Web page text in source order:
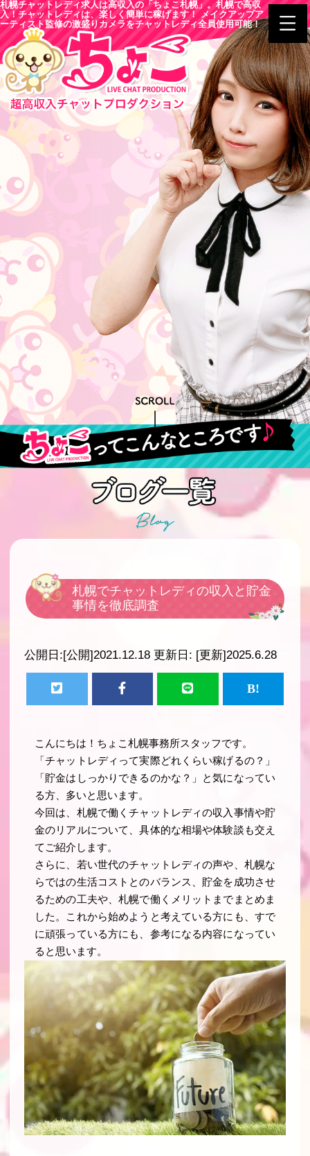
札幌チャットレディ求人は高収入の「ちょこ札幌」。札幌で高収
入！チャットレディは、楽しく簡単に稼げます！ メイクアップア
ーティスト監修の激盛りカメラをチャットレディ全員使用可能！
札幌でチャットレディの収入と貯金
事情を徹底調査
公開日:[公開]2021.12.18 更新日: [更新]2025.6.28
こんにちは！ちょこ札幌事務所スタッフです。
「チャットレディって実際どれくらい稼げるの？」
「貯金はしっかりできるのかな？」と気になってい
る方、多いと思います。
今回は、札幌で働くチャットレディの収入事情や貯
金のリアルについて、具体的な相場や体験談も交え
てご紹介します。
さらに、若い世代のチャットレディの声や、札幌な
らではの生活コストとのバランス、貯金を成功させ
るための工夫や、札幌で働くメリットまでまとめま
した。これから始めようと考えている方にも、すで
に頑張っている方にも、参考になる内容になってい
ると思います。